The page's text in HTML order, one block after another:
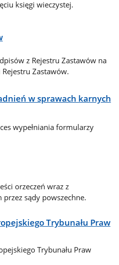
księgi wieczystej.
z Rejestru Zastawów na
Zastawów.
w sprawach karnych
wypełniania formularzy
orzeczeń wraz z
sądy powszechne.
Trybunału Praw
Trybunału Praw